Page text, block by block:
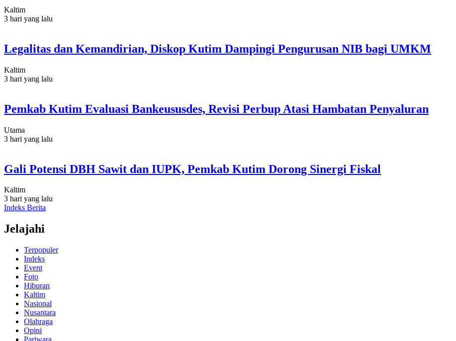
Kaltim
3 hari yang lalu
Legalitas dan Kemandirian, Diskop Kutim Dampingi Pengurusan NIB bagi UMKM
Kaltim
3 hari yang lalu
Pemkab Kutim Evaluasi Bankeususdes, Revisi Perbup Atasi Hambatan Penyaluran
Utama
3 hari yang lalu
Gali Potensi DBH Sawit dan IUPK, Pemkab Kutim Dorong Sinergi Fiskal
Kaltim
3 hari yang lalu
Indeks Berita
Jelajahi
Terpopuler
Indeks
Event
Foto
Hiburan
Kaltim
Nasional
Nusantara
Olahraga
Opini